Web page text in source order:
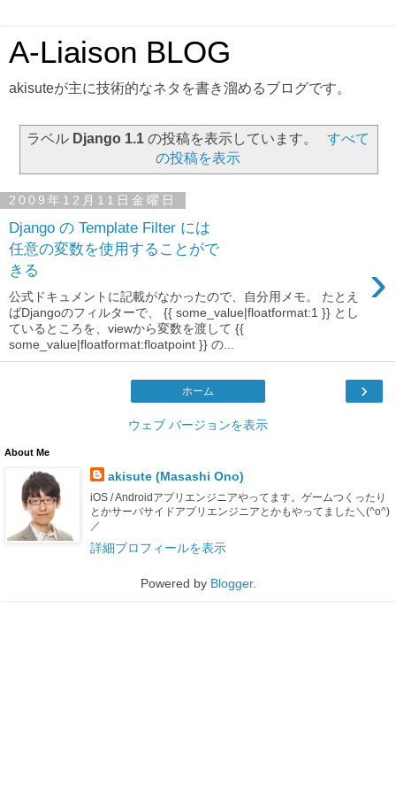
A-Liaison BLOG
akisuteが主に技術的なネタを書き溜めるブログです。
ラベル Django 1.1 の投稿を表示しています。
すべて
の投稿を表示
2009年12月11日金曜日
Django の Template Filter には
任意の変数を使用することがで
きる
›
公式ドキュメントに記載がなかったので、自分用メモ。 たとえ
ばDjangoのフィルターで、 {{ some_value|floatformat:1 }} とし
ているところを、viewから変数を渡して {{
some_value|floatformat:floatpoint }} の...
›
ホーム
ウェブ バージョンを表示
About Me
akisute (Masashi Ono)
iOS / Androidアプリエンジニアやってます。ゲームつくったり
とかサーバサイドアプリエンジニアとかもやってました＼(^o^)
／
詳細プロフィールを表示
Powered by Blogger.